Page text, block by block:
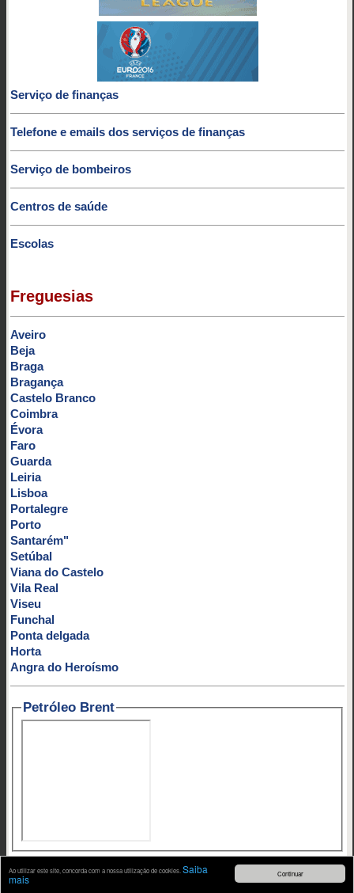
Continuar
Ao utilizar este site, concorda com a nossa utilização de cookies. Saiba
mais
Serviço de finanças
Telefone e emails dos serviços de finanças
Serviço de bombeiros
Centros de saúde
Escolas
Freguesias
Aveiro
Beja
Braga
Bragança
Castelo Branco
Coimbra
Évora
Faro
Guarda
Leiria
Lisboa
Portalegre
Porto
Santarém"
Setúbal
Viana do Castelo
Vila Real
Viseu
Funchal
Ponta delgada
Horta
Angra do Heroísmo
Petróleo Brent
|SAPO MAIL|HOTMAIL|
GMAIL